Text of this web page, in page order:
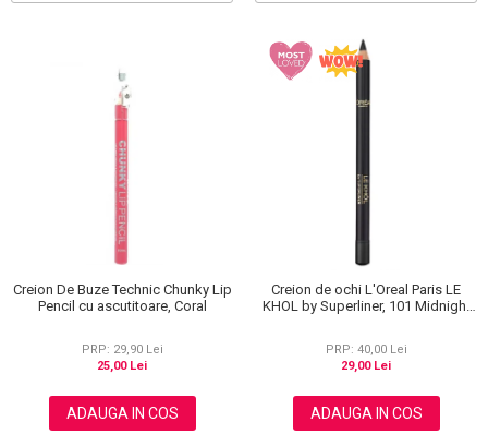
Creion De Buze Technic Chunky Lip
Pencil cu ascutitoare, Coral
PRP: 29,90 Lei
25,00 Lei
ADAUGA IN COS
Creion de ochi L'Oreal Paris LE
KHOL by Superliner, 101 Midnight
PRP: 40,00 Lei
29,00 Lei
ADAUGA IN COS